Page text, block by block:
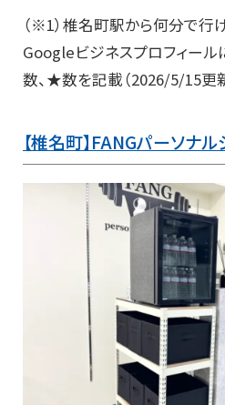
（※1）椎名町駅から何分で行
Googleビジネスプロフィール
数、★数を記載（2026/5/15更
【椎名町】FANGパーソナル